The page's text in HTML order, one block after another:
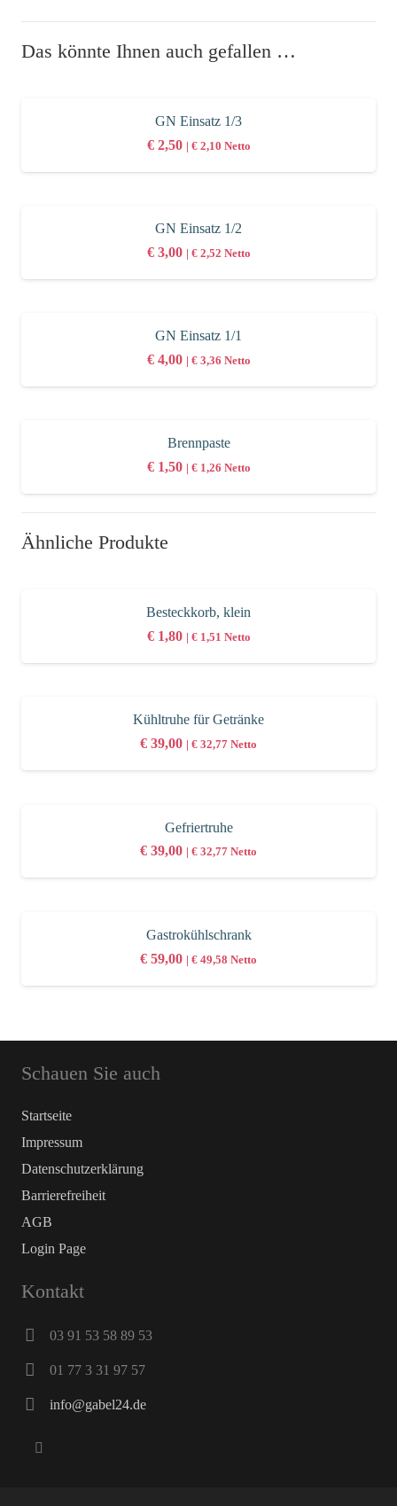
Das könnte Ihnen auch gefallen …
GN Einsatz 1/3
€2,50 | €2,10 Netto
GN Einsatz 1/2
€3,00 €2,52 Netto
GN Einsatz 1/1
€4,00 €3,36 Netto
Brennpaste
€1,50 €1,26 Netto
Ähnliche Produkte
Besteckkorb, klein
€1,80 €1,51 Netto
Kühltruhe für Getränke
€ 39,00 € 32,77 Netto
Gefriertruhe
€ 39,00 € 32,77 Netto
Gastrokühlschrank
€ 59,00 | € 49,58 Netto
Schauen Sie auch
Startseite
Impressum
Datenschutz­erklärung
Barrierefreiheit
AGB
Login Page
Kontakt
03 91 53 58 89 53
01 77 3 31 97 57
info@gabel24.de